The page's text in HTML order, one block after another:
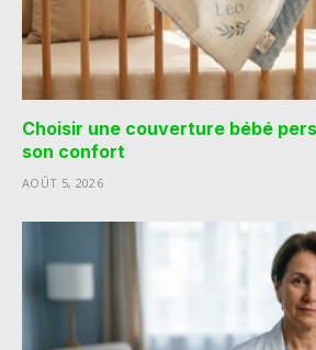
Choisir une couverture bébé
son confort
AOÛT 5, 2026